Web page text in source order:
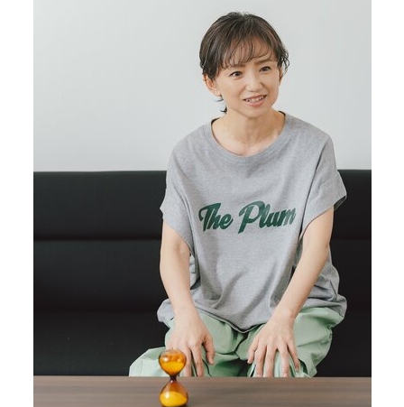
地域とつながる/お金との付き合い方